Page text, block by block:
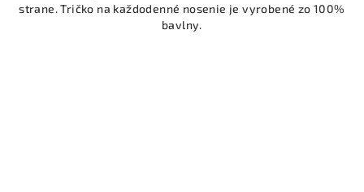
strane. Tričko na každodenné nosenie je vyrobené zo 100%
bavlny.